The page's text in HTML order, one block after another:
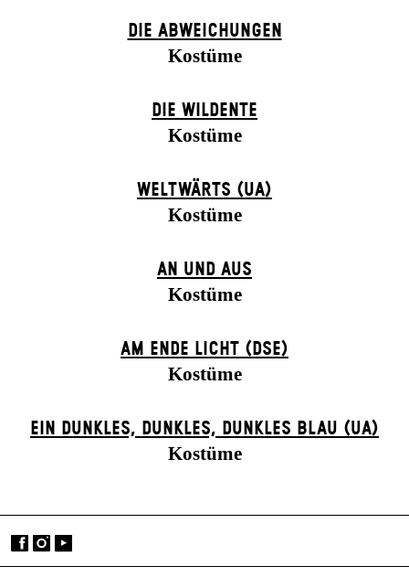
DIE ABWEICHUNGEN
Kostüme
DIE WILDENTE
Kostüme
WELTWÄRTS (UA)
Kostüme
AN UND AUS
Kostüme
AM ENDE LICHT (DSE)
Kostüme
EIN DUNK­LES, DUNK­LES, DUNK­LES BLAU (UA)
Kostüme